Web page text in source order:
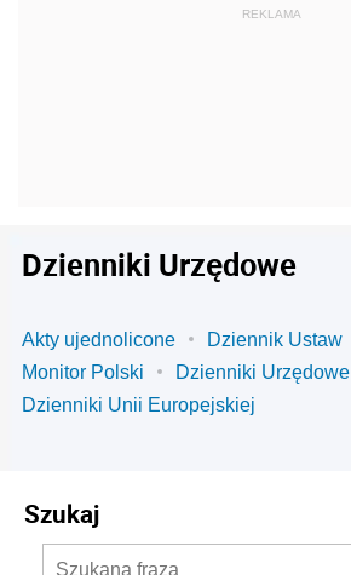
Dzienniki Urzędowe
Akty ujednolicone
Dziennik Ustaw
Monitor Polski
Dzienniki Urzędowe
Dzienniki Unii Europejskiej
Szukaj